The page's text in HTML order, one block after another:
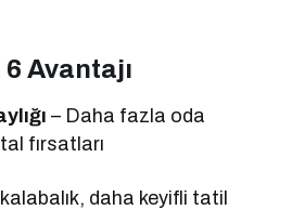
Avantajı
– Daha fazla oda
fırsatları
daha keyifli tatil